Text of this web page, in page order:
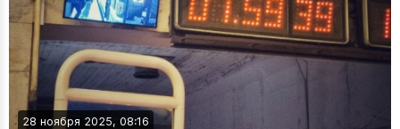
28 ноября 2025, 08:16